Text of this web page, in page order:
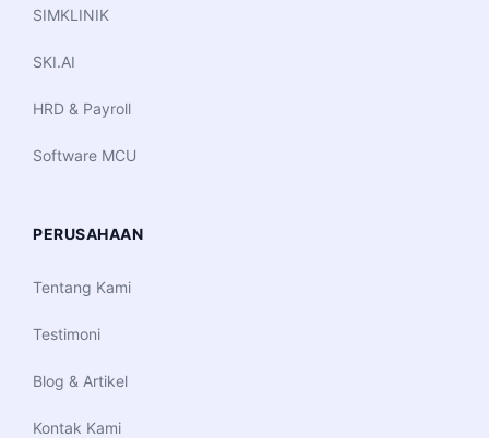
SIMKLINIK
SKI.AI
HRD & Payroll
Software MCU
PERUSAHAAN
Tentang Kami
Testimoni
Blog & Artikel
Kontak Kami